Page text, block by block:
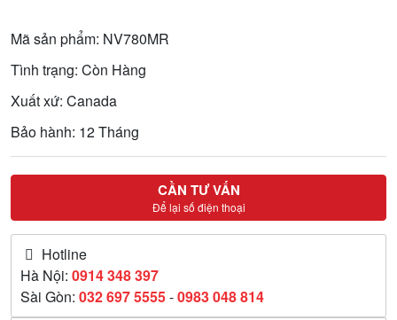
Mã sản phẩm: NV780MR
Tình trạng: Còn Hàng
Xuất xứ: Canada
Bảo hành: 12 Tháng
CẦN TƯ VẤN
Để lại số điện thoại
Hotline
Hà Nội: 0914 348 397
Sài Gòn: 032 697 5555-0983 048 814